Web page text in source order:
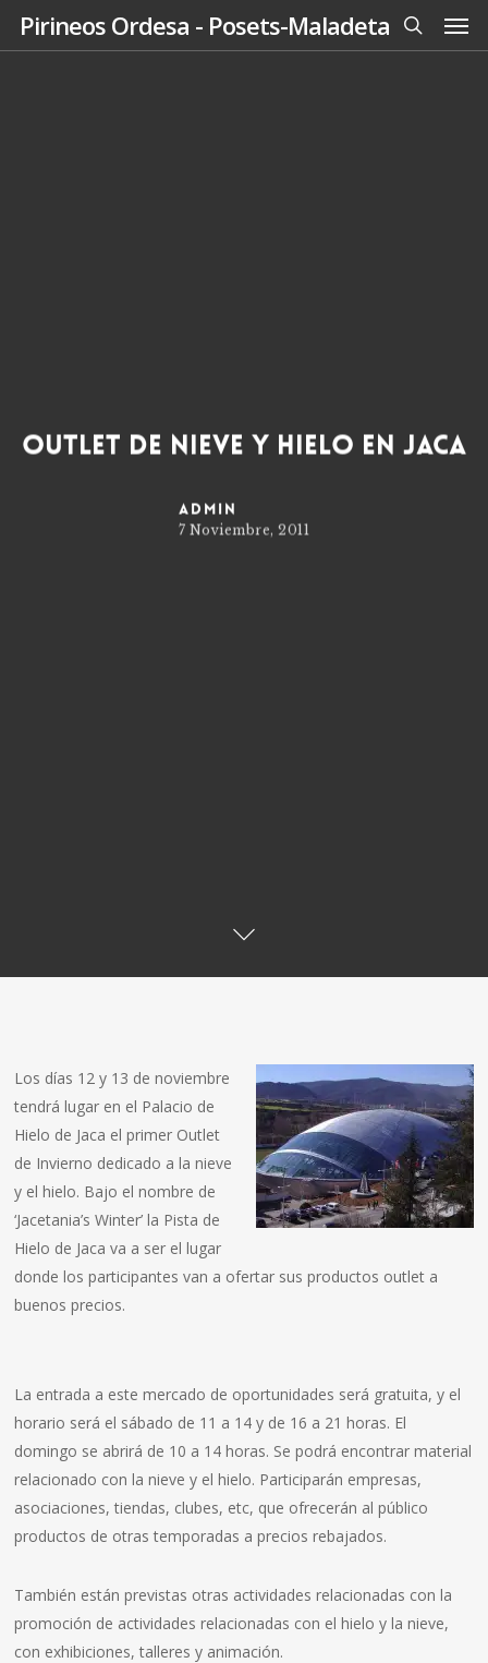
SkipPirineos Ordesa - Posets-Maladeta
search
Outlet de nieve y hielo en Jaca
admin
7 Noviembre, 2011
Los días 12 y 13 de noviembre
tendrá lugar en el Palacio de
Hielo de Jaca el primer Outlet
de Invierno dedicado a la nieve
y el hielo. Bajo el nombre de
‘Jacetania’s Winter’ la Pista de
Hielo de Jaca va a ser el lugar
donde los participantes van a ofertar sus productos outlet a
buenos precios.
La entrada a este mercado de oportunidades será gratuita, y el
horario será el sábado de 11 a 14 y de 16 a 21 horas. El
domingo se abrirá de 10 a 14 horas. Se podrá encontrar material
relacionado con la nieve y el hielo. Participarán empresas,
asociaciones, tiendas, clubes, etc, que ofrecerán al público
productos de otras temporadas a precios rebajados.
También están previstas otras actividades relacionadas con la
promoción de actividades relacionadas con el hielo y la nieve,
con exhibiciones, talleres y animación.